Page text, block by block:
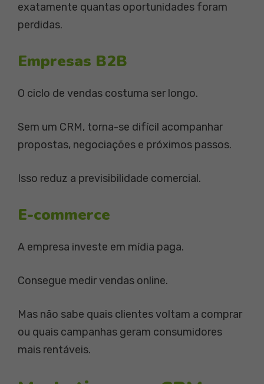
exatamente quantas oportunidades foram
perdidas.
Empresas B2B
O ciclo de vendas costuma ser longo.
Sem um CRM, torna-se difícil acompanhar
propostas, negociações e próximos passos.
Isso reduz a previsibilidade comercial.
E-commerce
A empresa investe em mídia paga.
Consegue medir vendas online.
Mas não sabe quais clientes voltam a comprar
ou quais campanhas geram consumidores
mais rentáveis.